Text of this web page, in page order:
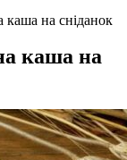
каша на сніданок
каша на